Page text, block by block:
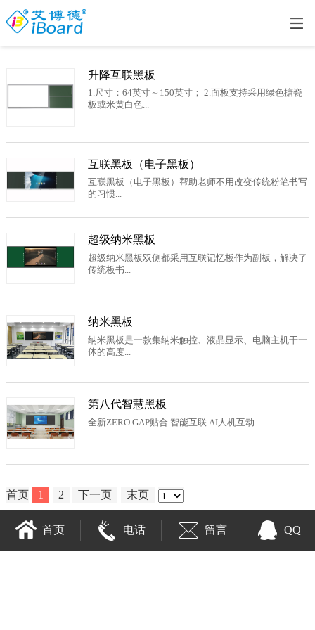
升降互联黑板
1.尺寸：64英寸～150英寸； 2.面板支持采用绿色搪瓷
板或米黄白色...
互联黑板（电子黑板）
互联黑板（电子黑板）帮助老师不用改变传统粉笔书写
的习惯...
超级纳米黑板
超级纳米黑板双侧都采用互联记忆板作为副板，解决了
传统板书...
纳米黑板
纳米黑板是一款集纳米触控、液晶显示、电脑主机干一
体的高度...
第八代智慧黑板
全新ZERO GAP贴合 智能互联 AI人机互动...
首页 1 2 下一页 末页
首页 电话 留言 QQ